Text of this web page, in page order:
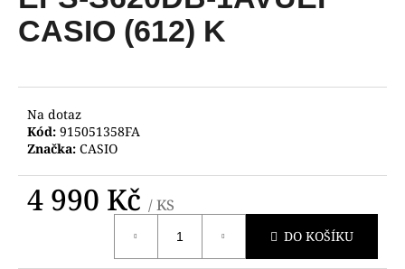
0,0
z
CASIO (612) K
Na dotaz
Kód: 915051358FA
Značka: CASIO
4 990 Kč / KS
DO KOŠÍKU
a
j
t
?
HLEDAT